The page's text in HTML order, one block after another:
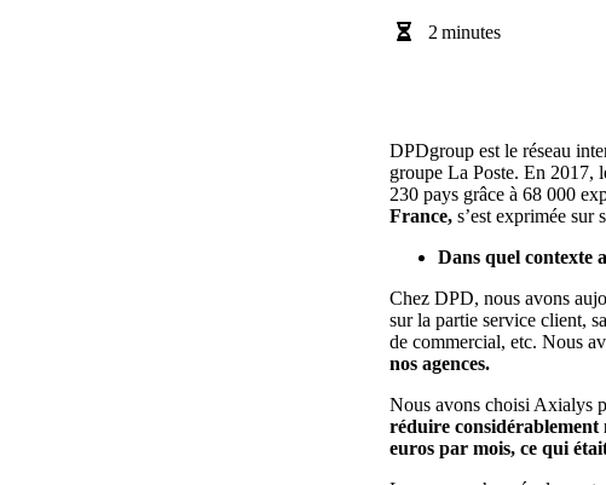
2 minutes
DPDgroup est le réseau
groupe La Poste. En 2017,
230 pays grâce à 68 000
France, s’est exprimée sur
Dans quel contexte
Chez DPD, nous avons
sur la partie service client,
de commercial, etc. Nous
nos agences.
Nous avons choisi Axialys
réduire considérablement
euros par mois, ce qui